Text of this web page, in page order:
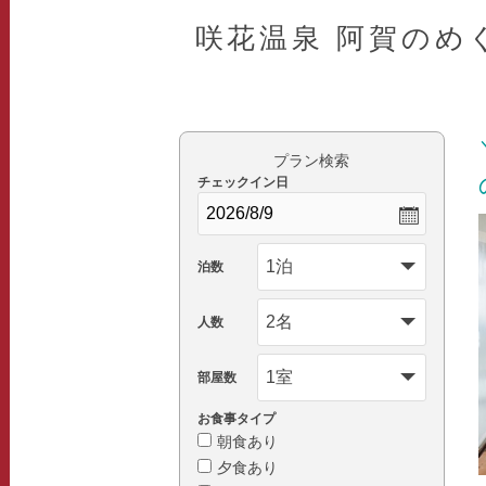
咲花温泉 阿賀のめ
プラン検索
チェックイン日
泊数
人数
部屋数
お食事タイプ
朝食あり
夕食あり